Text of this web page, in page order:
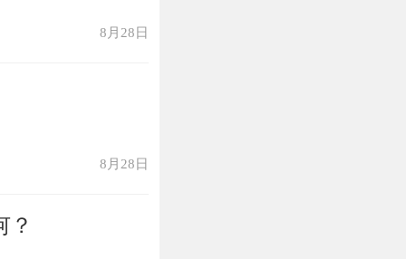
8月28日
8月28日
？